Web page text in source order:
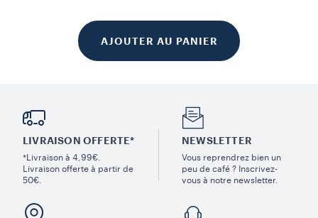
AJOUTER AU PANIER
LIVRAISON OFFERTE*
*Livraison à 4,99€.
Livraison offerte à partir de
50€.
NEWSLETTER
Vous reprendrez bien un
peu de café ? Inscrivez-
vous à notre newsletter.